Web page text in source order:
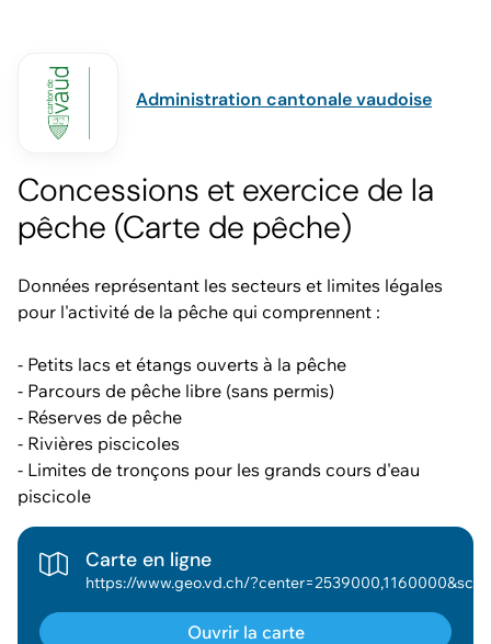
Administration cantonale vaudoise
Concessions et exercice de la
pêche (Carte de pêche)
Données représentant les secteurs et limites légales
pour l'activité de la pêche qui comprennent :
- Petits lacs et étangs ouverts à la pêche
- Parcours de pêche libre (sans permis)
- Réserves de pêche
- Rivières piscicoles
- Limites de tronçons pour les grands cours d'eau
piscicole
Carte en ligne
Ouvrir la carte